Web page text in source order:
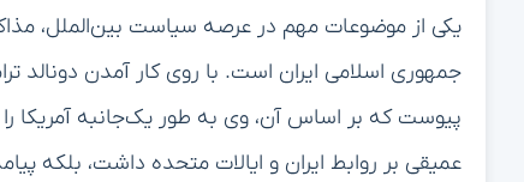
یکی از موضوعات مهم در عرصه سیاست بین‌الملل،
پیوست که بر اساس آن، وی به طور یک‌جانبه آمریکا را
عمیقی بر روابط ایران و ایالات متحده داشت، بلکه